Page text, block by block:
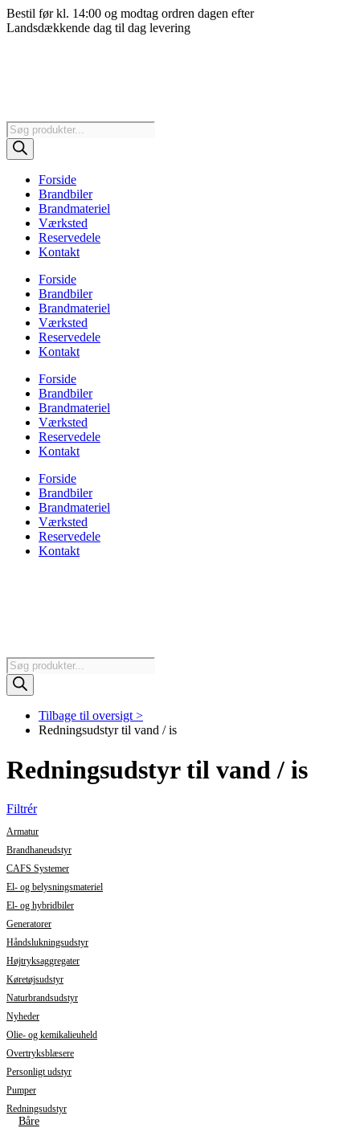
Videre
til
Bestil før kl. 14:00 og modtag ordren dagen efter
Landsdækkende dag til dag levering
Products
search
Forside
Brandbiler
Brandmateriel
Værksted
Reservedele
Kontakt
Forside
Brandbiler
Brandmateriel
Værksted
Reservedele
Kontakt
Forside
Brandbiler
Brandmateriel
Værksted
Reservedele
Kontakt
Forside
Brandbiler
Brandmateriel
Værksted
Reservedele
Kontakt
Products
search
Tilbage til oversigt >
Redningsudstyr til vand / is
Redningsudstyr til vand / is
Filtrér
Armatur
Brandhaneudstyr
CAFS Systemer
El- og belysningsmateriel
El- og hybridbiler
Generatorer
Håndslukningsudstyr
Højtryksaggregater
Køretøjsudstyr
Naturbrandsudstyr
Nyheder
Olie- og kemikalieuheld
Overtryksblæsere
Personligt udstyr
Pumper
Redningsudstyr
Båre